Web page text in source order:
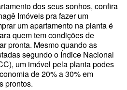
dos seus sonhos, confira
Imóveis pra fazer um
um apartamento na planta é
quem tem condições de
pronta. Mesmo quando as
segundo o Índice Nacional
um imóvel pela planta podes
de 20% a 30% em
prontos.